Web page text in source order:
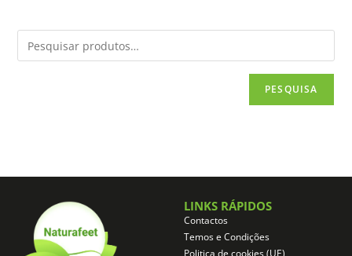
PESQUISA
LINKS RÁPIDOS
Contactos
Temos e Condições